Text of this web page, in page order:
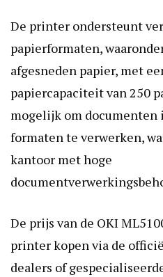
De printer ondersteunt
papierformaten,
afgesneden papier, met
papiercapaciteit van 250
mogelijk om
formaten te verwerken,
kantoor met hoge
De prijs van de OKI
printer kopen via de
dealers of